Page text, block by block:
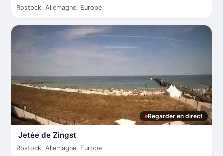
Rostock, Allemagne, Europe
Regarder en direct
Jetée de Zingst
Rostock, Allemagne, Europe